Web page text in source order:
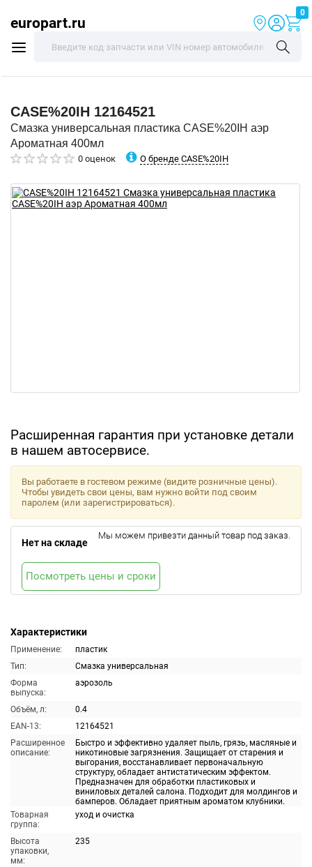
europart.ru
0
CASE%20IH 12164521
Смазка универсальная пластика CASE%20IH аэр
Ароматная 400мл
0 оценок О бренде CASE%20IH
Расширенная гарантия при установке детали
в нашем автосервисе.
Характеристики
Применение:
пластик
Тип:
Смазка универсальная
Форма
выпуска:
аэрозоль
Объём, л:
0.4
EAN-13:
12164521
Расширенное
описание:
Быстро и эффективно удаляет пыль, грязь, масляные и
никотиновые загрязнения. Защищает от старения и
выгорания, восстанавливает первоначальную
структуру, обладает антистатическим эффектом.
Предназначен для обработки пластиковых и
виниловых деталей салона. Подходит для молдингов и
бамперов. Обладает приятным ароматом клубники.
Товарная
группа:
уход и очистка
Высота
упаковки,
мм:
235
Вы работаете в гостевом режиме (видите розничные цены).
Чтобы увидеть свои цены, вам нужно войти под своим
паролем (или зарегистрироваться).
Нет на складе
Мы можем привезти данный товар под заказ.
Посмотреть цены и сроки